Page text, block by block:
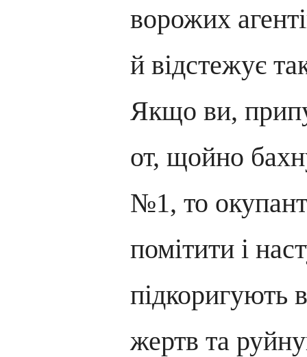
ворожих
й відстежує
Якщо ви,
от, щойно
№1, то
помітити і
підкоригують
жертв та